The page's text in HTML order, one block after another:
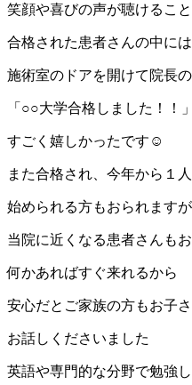
笑顔や喜びの声が聴けること
合格された患者さんの中には
施術室のドアを開けて院長
「○○大学合格しました！！
すごく嬉しかったです☺
また合格され、今年から１
始められる方もおられますが
当院に近くなる患者さんもお
何かあればすぐ来れるから
安心だとご家族の方もお子
お話しくださいました
英語や専門的な分野で勉強